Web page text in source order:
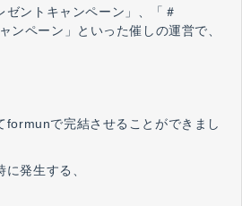
ゼントキャンペーン」、「＃
ンペーン」といった催しの運営で、
formunで完結させることができまし
発生する、